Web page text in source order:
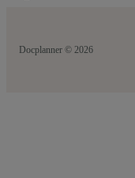
Docplanner © 2026